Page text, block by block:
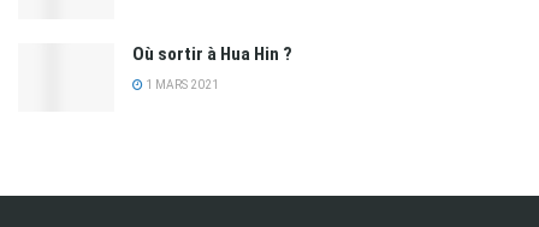
Où sortir à Hua Hin ?
1 MARS 2021